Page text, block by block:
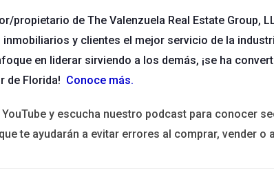
ambiente próspero para la inversión en bienes raíces.
la atracción de empresas que buscan establecerse en la
establecer sus oficinas en la ciudad, lo que ha llevado a
de Florida, se señala que el número de startups en
propietario de The Valenzuela Real Estate Group,
y clientes el mejor servicio de la
en liderar sirviendo a los demás, ¡se ha
de Florida! Conoce más.
YouTube y escucha nuestro podcast para conocer
te ayudarán a evitar errores al comprar, vender o